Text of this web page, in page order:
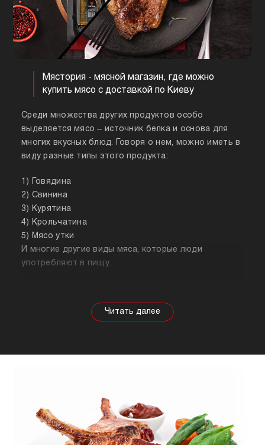
Мястория - мясной магазин, где можно
купить мясо с доставкой по Киеву
Среди множества других продуктов особо
выделяется мясо – источник белка и основа для
многих вкусных блюд. Говоря о нем, можно иметь в
виду разные типы этого продукта:
1) Говядина
2) Свинина
3) Курятина
4) Крольчатина
5) Мясо утки
И многие другие виды мяса, которые люди
употребляют в пищу.
полезных свойствах. Важно понимать, что в
зависимости от животного свойства продукта
подходит для шашлыка, а мясо перепела отлично